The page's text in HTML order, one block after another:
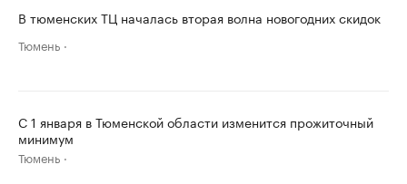
В тюменских ТЦ началась вторая волна новогодних скидок
Тюмень
С 1 января в Тюменской области изменится прожиточный
минимум
Тюмень